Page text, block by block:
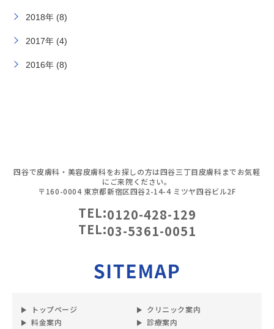
2018年 (8)
2017年 (4)
2016年 (8)
四谷で皮膚科・美容皮膚科をお探しの方は四谷三丁目皮膚科までお気軽
にご来院ください。
〒160-0004 東京都新宿区四谷2-14-4 ミツヤ四谷ビル2F
TEL:0120-428-129
TEL:03-5361-0051
トップページ
クリニック案内
料金案内
診療案内